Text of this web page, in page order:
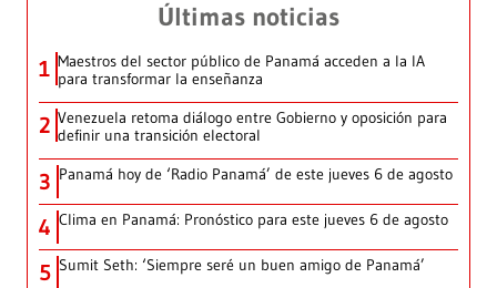
Últimas noticias
1 Maestros del sector público de Panamá acceden a la IA
para transformar la enseñanza
2 Venezuela retoma diálogo entre Gobierno y oposición para
definir una transición electoral
3 Panamá hoy de ‘Radio Panamá’ de este jueves 6 de agosto
4 Clima en Panamá: Pronóstico para este jueves 6 de agosto
5 Sumit Seth: ‘Siempre seré un buen amigo de Panamá’